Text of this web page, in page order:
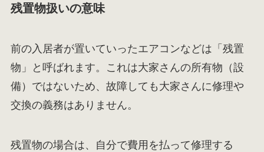
残置物扱いの意味
前の入居者が置いていったエアコンなどは「残置
物」と呼ばれます。これは大家さんの所有物（設
備）ではないため、故障しても大家さんに修理や
交換の義務はありません。
残置物の場合は、自分で費用を払って修理する